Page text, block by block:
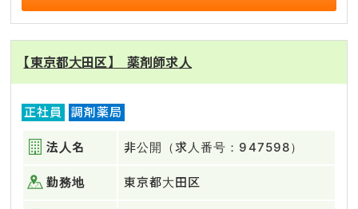
【東京都大田区】 薬剤師求人
正社員 調剤薬局
法人名 非公開（求人番号：947598）
勤務地 東京都大田区